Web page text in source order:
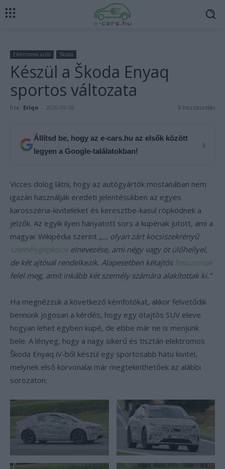
Elektromos autó Skoda
Készül a Škoda Enyaq
sportos változata
Írta: Eriqo - 2020-09-08 0 hozzászólás
Állítsd be, hogy az e-cars.hu az elsők között
legyen a Google-találatokban!
›
Vicces dolog látni, hogy az autógyártók mostanában nem
igazán használják eredeti jelentésükben az egyes
karosszéria-kiviteleket és keresztbe-kasul röpködnek a
jelzők. Az egyik ilyen hányatott sors a kupénak jutott, ami a
magyar Wikipédia szerint „… olyan zárt kocsiszekrényű
személygépkocsielnevezése, ami négy vagy öt ülőhellyel,
de két ajtóval rendelkezik. Alapesetben kétajtós limuzinnak
felel meg, amit inkább két személy számára alakítottak ki.”
Ha megnézzük a következő kémfotókat, akkor felvetődik
bennünk jogosan a kérdés, hogy egy ötajtós SUV eleve
hogyan lehet egyben kupé, de ebbe már ne is menjünk
bele. A lényeg, hogy a nagy sikerű és tisztán elektromos
Škoda Enyaq iV-ből készül egy sportosabb hátú kivitel,
melynek első körvonalai már megtekinthetőek az alábbi
sorozaton: